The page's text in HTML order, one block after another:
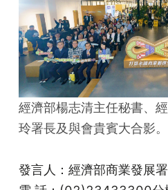
經濟部楊志清主任秘書、
玲署長及與會貴賓大合影。
發言人：經濟部商業發展